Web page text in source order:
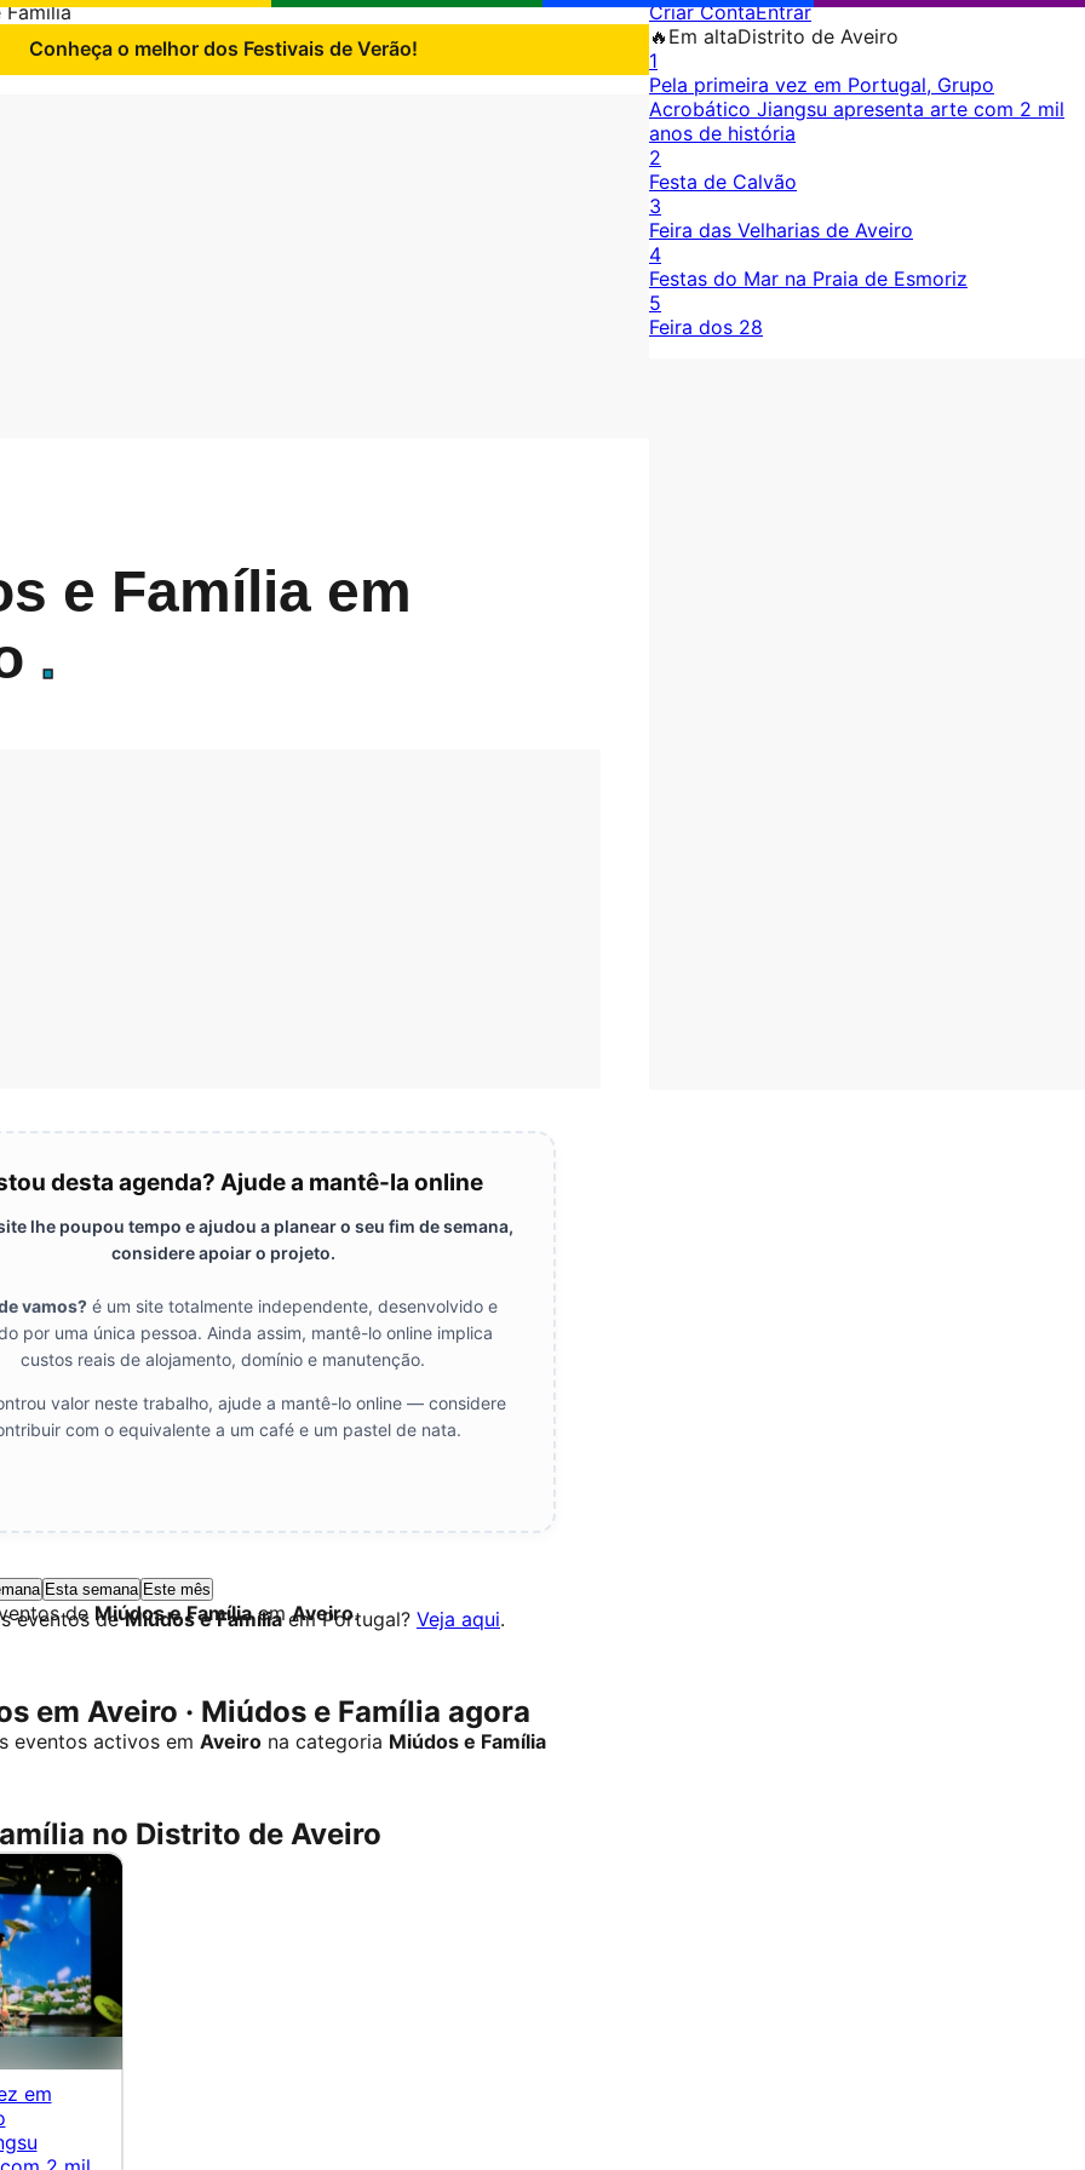
Família
Conheça o melhor dos Festivais de Verão!
e Família em
.
desta agenda? Ajude a mantê-la online
lhe poupou tempo e ajudou a planear o seu fim de semana,
considere apoiar o projeto.
vamos? é um site totalmente independente, desenvolvido e
por uma única pessoa. Ainda assim, mantê-lo online implica
custos reais de alojamento, domínio e manutenção.
valor neste trabalho, ajude a mantê-lo online — considere
com o equivalente a um café e um pastel de nata.
Esta semana Este mês
de Miúdos e FamíliaemAveiro.
eventos deMiúdos e Famíliaem Portugal? Veja aqui.
em Aveiro · Miúdos e Família agora
eventos activos em Aveiro na categoria Miúdos e Família
no Distrito de Aveiro
em
Criar ContaEntrar
🔥 Em altaDistrito de Aveiro
1
Pela primeira vez em Portugal, Grupo
Acrobático Jiangsu apresenta arte com 2 mil
anos de história
2
Festa de Calvão
3
Feira das Velharias de Aveiro
4
Festas do Mar na Praia de Esmoriz
5
Feira dos 28